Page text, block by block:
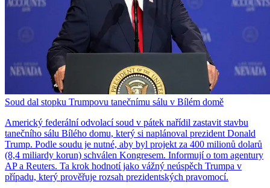
Soud dal stopku Trumpovu tanečnímu sálu v Bílém domě
Americký federální odvolací soud v pátek nařídil zastavit stavbu
tanečního sálu Bílého domu, který si naplánoval prezident Donald
Trump. Podle soudu je nutné, aby byl projekt za 400 milionů dolarů
(8,4 miliardy korun) schválen Kongresem. Informují o tom agentury
AP a Reuters. Ta krok hodnotí jako vážný neúspěch Trumpa v
případu, který prověřuje rozsah prezidentských pravomocí.